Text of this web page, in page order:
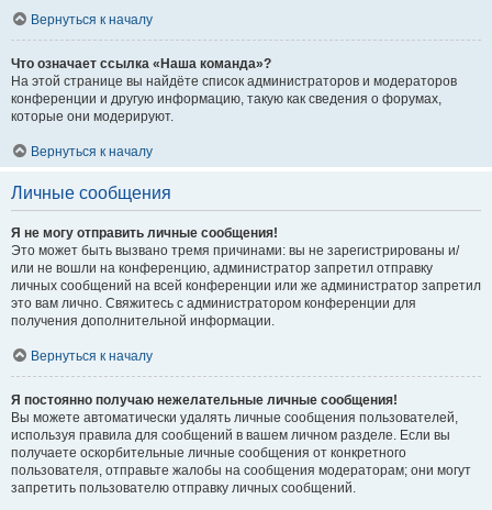
Вернуться к началу
Что означает ссылка «Наша команда»?
На этой странице вы найдёте список администраторов и модераторов
конференции и другую информацию, такую как сведения о форумах,
которые они модерируют.
Вернуться к началу
Личные сообщения
Я не могу отправить личные сообщения!
Это может быть вызвано тремя причинами: вы не зарегистрированы и/
или не вошли на конференцию, администратор запретил отправку
личных сообщений на всей конференции или же администратор запретил
это вам лично. Свяжитесь с администратором конференции для
получения дополнительной информации.
Вернуться к началу
Я постоянно получаю нежелательные личные сообщения!
Вы можете автоматически удалять личные сообщения пользователей,
используя правила для сообщений в вашем личном разделе. Если вы
получаете оскорбительные личные сообщения от конкретного
пользователя, отправьте жалобы на сообщения модераторам; они могут
запретить пользователю отправку личных сообщений.